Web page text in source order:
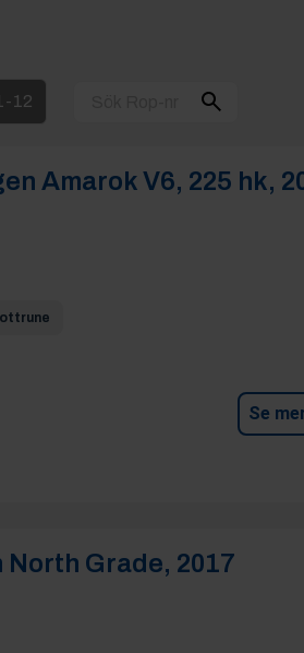
12
Amarok V6, 225 hk,
Se
North Grade, 2017